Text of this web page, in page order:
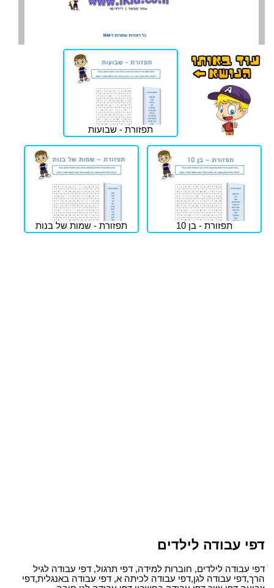
תפזורת - שבועות
תפזורת - בן 10 תפזורת - שמות של בנות
דפי עבודה לילדים
דפי עבודה לילדים, חוברות למידה, דפי תרגול, דפי עבודה לגיל
הרך,דפי עבודה לגן,דפי עבודה לכיתה א, דפי עבודה באנגלית,דפי